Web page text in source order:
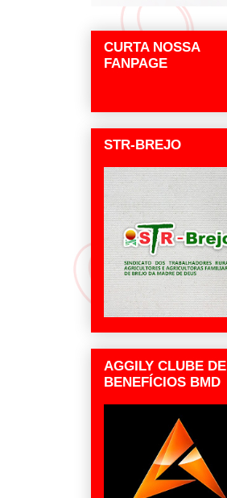
CURTA NOSSA
FANPAGE
STR-BREJO
AGGILY CLUBE DE
BENEFÍCIOS BMD